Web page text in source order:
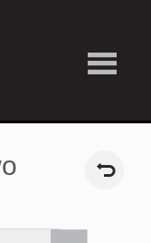
Kup